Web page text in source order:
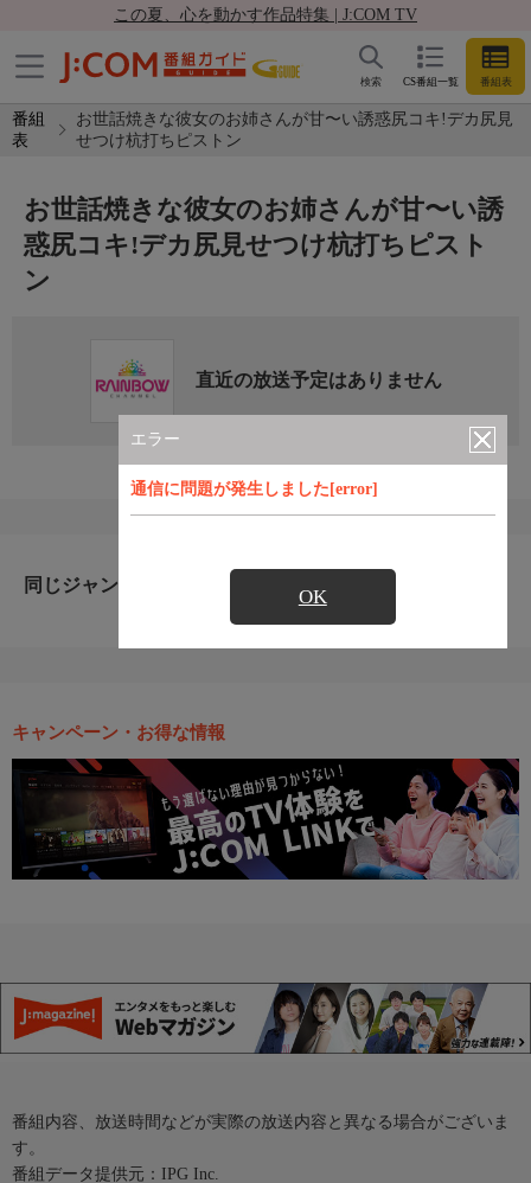
この夏、心を動かす作品特集 | J:COM TV
CS番組一覧 番組表
検索
番組
表
お世話焼きな彼女のお姉さんが甘〜い誘惑尻コキ!デカ尻見
せつけ杭打ちピストン
エラー
通信に問題が発生しました[error]
OK
お世話焼きな彼女のお姉さんが甘〜い誘
惑尻コキ!デカ尻見せつけ杭打ちピスト
ン
直近の放送予定はありません
同じジャンルのおすすめ番組
キャンペーン・お得な情報
番組内容、放送時間などが実際の放送内容と異なる場合がございま
す。
番組データ提供元：IPG Inc.